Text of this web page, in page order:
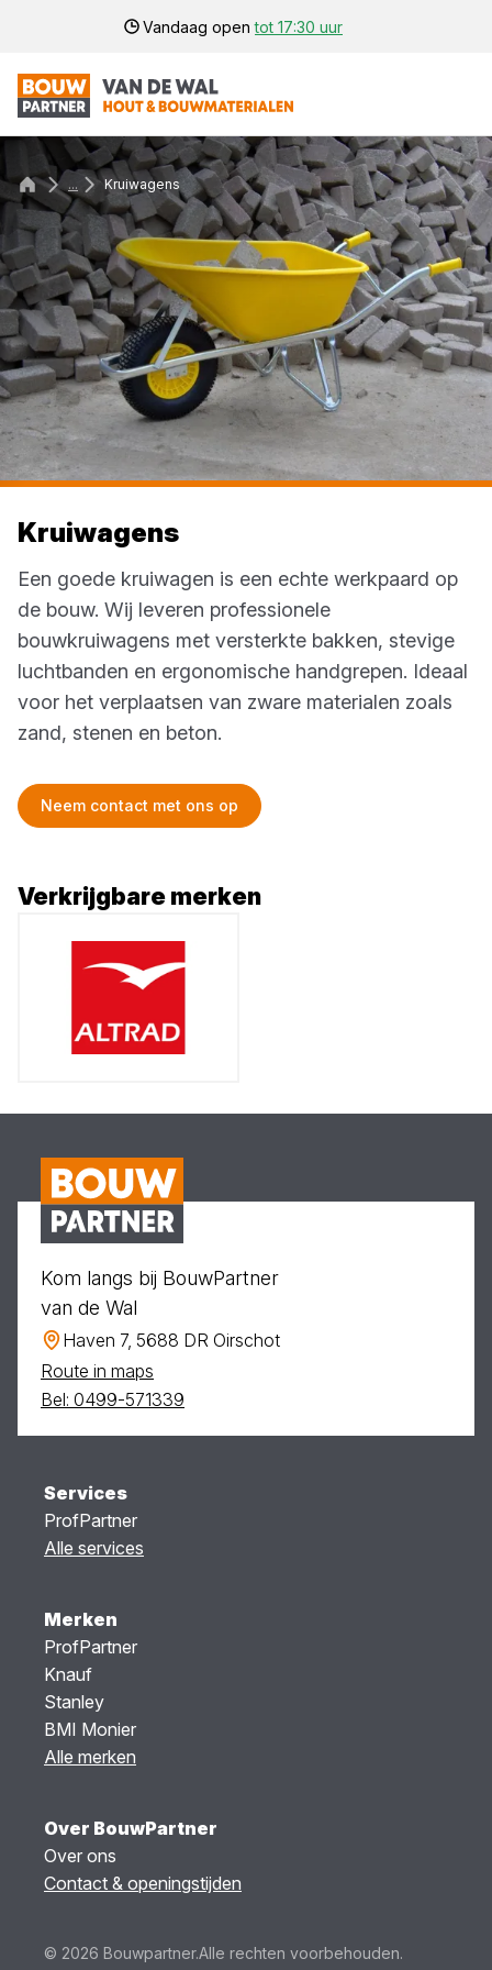
Vandaag opentot 17:30 uur
... Kruiwagens
Kruiwagens
Een goede kruiwagen is een echte werkpaard op
de bouw. Wij leveren professionele
bouwkruiwagens met versterkte bakken, stevige
luchtbanden en ergonomische handgrepen. Ideaal
voor het verplaatsen van zware materialen zoals
zand, stenen en beton.
Neem contact met ons op
Verkrijgbare merken
Kom langs bij BouwPartner
van de Wal
Haven 7, 5688 DR Oirschot
Route in maps
Bel: 0499-571339
Services
ProfPartner
Alle services
Merken
ProfPartner
Knauf
Stanley
BMI Monier
Alle merken
Over BouwPartner
Over ons
Contact & openingstijden
© 2026 Bouwpartner.Alle rechten voorbehouden.